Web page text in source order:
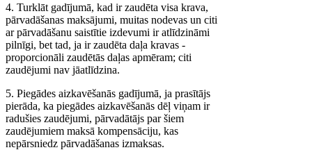
4. Turklāt gadījumā, kad ir zaudēta visa krava,
pārvadāšanas maksājumi, muitas nodevas un citi
ar pārvadāšanu saistītie izdevumi ir atlīdzināmi
pilnīgi, bet tad, ja ir zaudēta daļa kravas -
proporcionāli zaudētās daļas apmēram; citi
zaudējumi nav jāatlīdzina.
5. Piegādes aizkavēšanās gadījumā, ja prasītājs
pierāda, ka piegādes aizkavēšanās dēļ viņam ir
radušies zaudējumi, pārvadātājs par šiem
zaudējumiem maksā kompensāciju, kas
nepārsniedz pārvadāšanas izmaksas.